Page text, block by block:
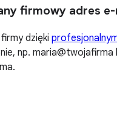
firmowy adres
dzięki
np. maria@twojafirma